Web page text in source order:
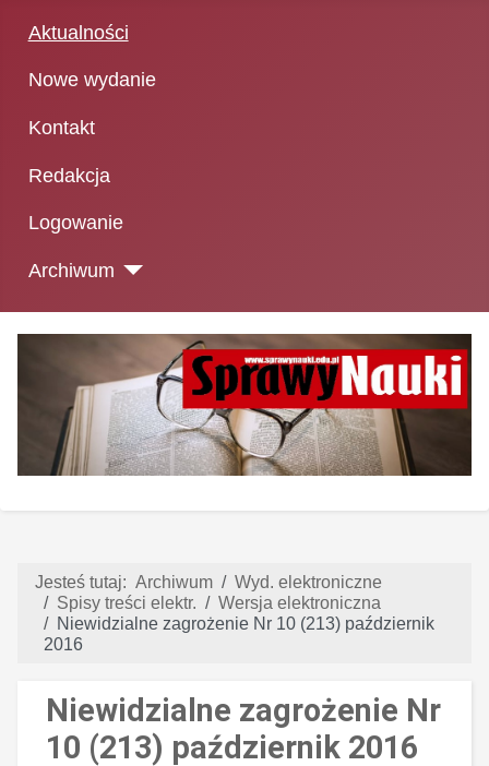
Aktualności
Nowe wydanie
Kontakt
Redakcja
Logowanie
Archiwum
Jesteś tutaj: Archiwum
Wyd. elektroniczne
Spisy treści elektr.
Wersja elektroniczna
Niewidzialne zagrożenie Nr 10 (213) październik
2016
Niewidzialne zagrożenie Nr
10 (213) październik 2016